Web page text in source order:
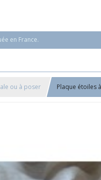
en France.
ou à poser Plaque étoiles